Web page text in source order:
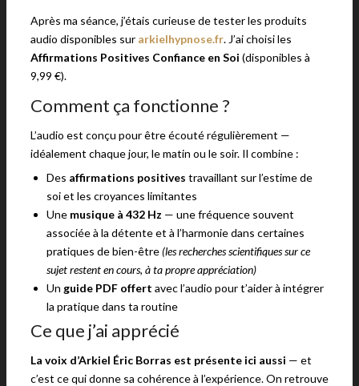
Après ma séance, j’étais curieuse de tester les produits
audio disponibles sur arkielhypnose.fr. J’ai choisi les
Affirmations Positives Confiance en Soi (disponibles à
9,99 €).
Comment ça fonctionne ?
L’audio est conçu pour être écouté régulièrement —
idéalement chaque jour, le matin ou le soir. Il combine :
Des affirmations positives travaillant sur l’estime de
soi et les croyances limitantes
Une musique à 432 Hz — une fréquence souvent
associée à la détente et à l’harmonie dans certaines
pratiques de bien-être(les recherches scientifiques sur ce
sujet restent en cours, à ta propre appréciation)
Un guide PDF offert avec l’audio pour t’aider à intégrer
la pratique dans ta routine
Ce que j’ai apprécié
La voix d’Arkiel Éric Borras est présente ici aussi — et
c’est ce qui donne sa cohérence à l’expérience. On retrouve